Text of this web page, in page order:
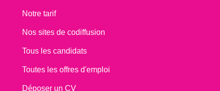
Notre tarif
Nos sites de codiffusion
Tous les candidats
Toutes les offres d'emploi
Déposer un CV